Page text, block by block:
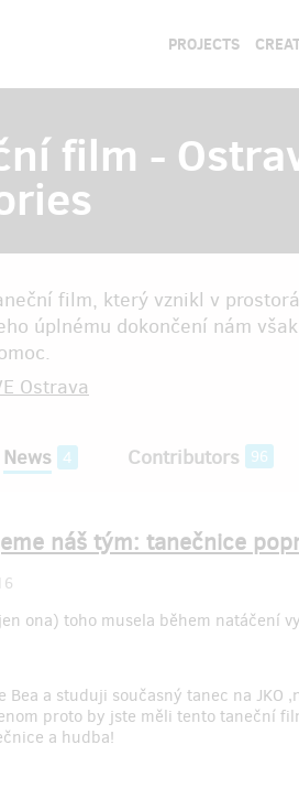
PROJECTS
film -
film, který vznikl v
úplnému dokončení nám
Ostrava
News 4 Contributors 96
náš tým: tanečnice
ona) toho musela během natáčení
Bea a studuji současný tanec na
proto by jste měli tento taneční
a hudba!